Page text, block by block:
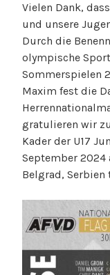
Vielen Dank,
und unsere
Durch die
olympische
Sommerspielen
Maxim fest die
gratulieren wir
Kader der U17
September 2024
Belgrad,